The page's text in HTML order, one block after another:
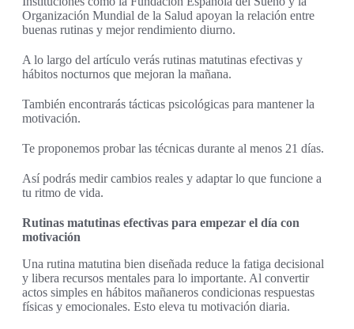
Organización Mundial de la Salud apoyan la relación entre
buenas rutinas y mejor rendimiento diurno.
A lo largo del artículo verás rutinas matutinas efectivas y
hábitos nocturnos que mejoran la mañana.
También encontrarás tácticas psicológicas para mantener la
motivación.
Te proponemos probar las técnicas durante al menos 21 días.
Así podrás medir cambios reales y adaptar lo que funcione a
tu ritmo de vida.
Rutinas matutinas efectivas para empezar el día con
motivación
Una rutina matutina bien diseñada reduce la fatiga decisional
y libera recursos mentales para lo importante. Al convertir
actos simples en hábitos mañaneros condicionas respuestas
físicas y emocionales. Esto eleva tu motivación diaria.